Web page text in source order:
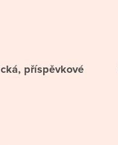
příspěvkové